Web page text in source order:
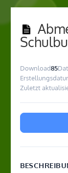
Download85
Zuletzt